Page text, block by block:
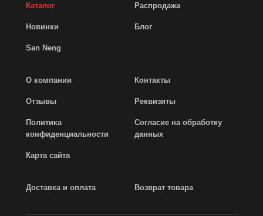
Каталог Распродажа
Новинки Блог
San Neng
О компании Контакты
Отзывы Реквизиты
Политика
конфиденциальности
Согласие на обработку
данных
Карта сайта
Доставка и оплата Возврат товара